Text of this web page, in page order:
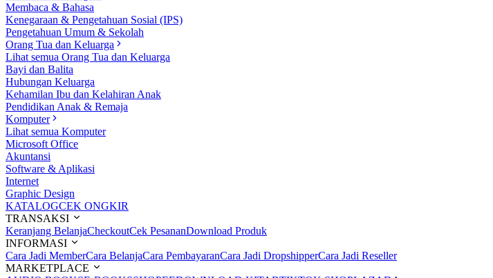
Membaca & Bahasa
Kenegaraan & Pengetahuan Sosial (IPS)
Pengetahuan Umum & Sekolah
Orang Tua dan Keluarga
Lihat semua Orang Tua dan Keluarga
Bayi dan Balita
Hubungan Keluarga
Kehamilan Ibu dan Kelahiran Anak
Pendidikan Anak & Remaja
Komputer
Lihat semua Komputer
Microsoft Office
Akuntansi
Software & Aplikasi
Internet
Graphic Design
KATALOGCEK ONGKIR
TRANSAKSI
Keranjang BelanjaCheckoutCek PesananDownload Produk
INFORMASI
Cara Jadi MemberCara BelanjaCara PembayaranCara Jadi DropshipperCara Jadi Reseller
MARKETPLACE